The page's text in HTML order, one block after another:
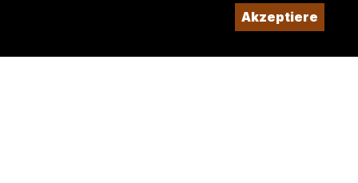
Akzeptiere